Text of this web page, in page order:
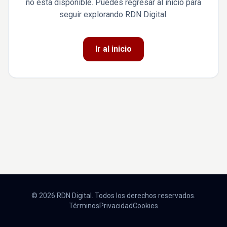
no está disponible. Puedes regresar al inicio para
seguir explorando RDN Digital.
Ir al inicio
© 2026 RDN Digital. Todos los derechos reservados.
TérminosPrivacidadCookies